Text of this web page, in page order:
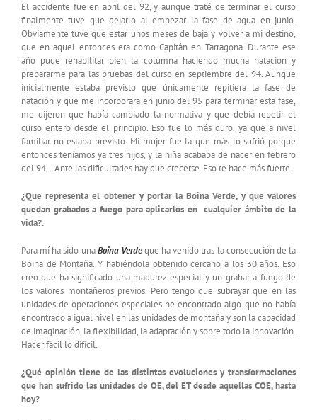
El accidente fue en abril del 92, y aunque traté de terminar el curso
finalmente tuve que dejarlo al empezar la fase de agua en junio.
Obviamente tuve que estar unos meses de baja y volver a mi destino,
que en aquel entonces era como Capitán en Tarragona. Durante ese
año pude rehabilitar bien la columna haciendo mucha natación y
prepararme para las pruebas del curso en septiembre del 94. Aunque
inicialmente estaba previsto que únicamente repitiera la fase de
natación y que me incorporara en junio del 95 para terminar esta fase,
me dijeron que había cambiado la normativa y que debía repetir el
curso entero desde el principio. Eso fue lo más duro, ya que a nivel
familiar no estaba previsto. Mi mujer fue la que más lo sufrió porque
entonces teníamos ya tres hijos, y la niña acababa de nacer en febrero
del 94… Ante las dificultades hay que crecerse. Eso te hace más fuerte.
¿Que representa el obtener y portar la Boina Verde, y que valores
quedan grabados a fuego para aplicarlos en cualquier ámbito de la
vida?.
Para mí ha sido unaBoina Verdeque ha venido tras la consecución de la
Boina de Montaña. Y habiéndola obtenido cercano a los 30 años. Eso
creo que ha significado una madurez especial y un grabar a fuego de
los valores montañeros previos. Pero tengo que subrayar que en las
unidades de operaciones especiales he encontrado algo que no había
encontrado a igual nivel en las unidades de montaña y son la capacidad
de imaginación, la flexibilidad, la adaptación y sobre todo la innovación.
Hacer fácil lo difícil.
¿Qué opinión tiene de las distintas evoluciones y transformaciones
que han sufrido las unidades de OE, del ET desde aquellas COE, hasta
hoy?